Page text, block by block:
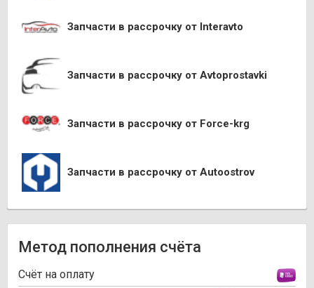
Запчасти в рассрочку от Interavto
Запчасти в рассрочку от Avtoprostavki
Запчасти в рассрочку от Force-krg
Запчасти в рассрочку от Autoostrov
Метод пополнения счёта
Cчёт на оплату